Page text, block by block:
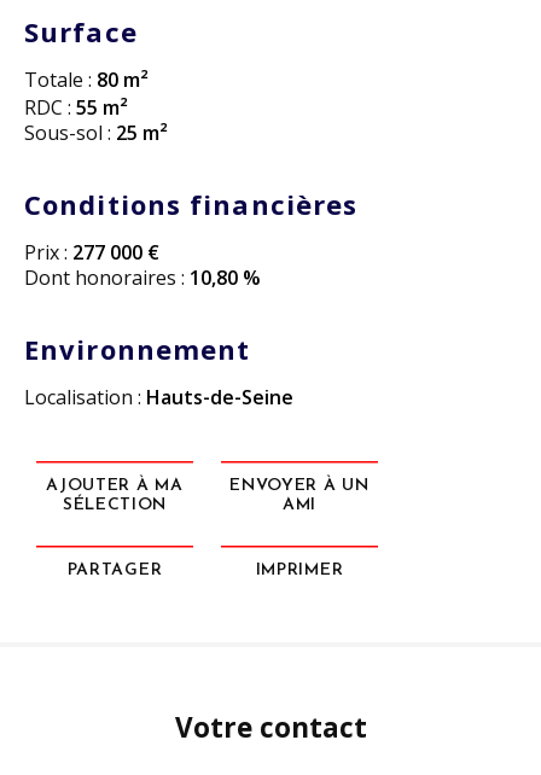
Surface
Totale : 80 m²
RDC : 55 m²
Sous-sol : 25 m²
Conditions financières
Prix : 277 000 €
Dont honoraires : 10,80 %
Environnement
Localisation : Hauts-de-Seine
AJOUTER À MA
SÉLECTION
ENVOYER À UN
AMI
PARTAGER IMPRIMER
Votre contact